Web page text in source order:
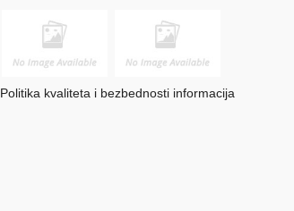
Politika kvaliteta i bezbednosti informacija